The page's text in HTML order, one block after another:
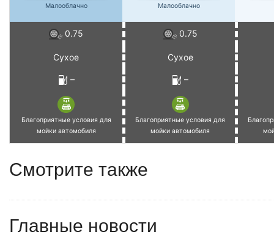
Малооблачно Малооблачно
0.75 0.75
Сухое Сухое
– –
Благоприятные условия для
мойки автомобиля
Благоприятные условия для
мойки автомобиля
Смотрите также
Главные новости